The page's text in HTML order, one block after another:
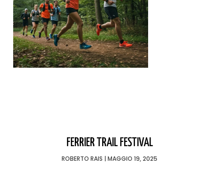
FERRIER TRAIL FESTIVAL
ROBERTO RAIS MAGGIO 19, 2025